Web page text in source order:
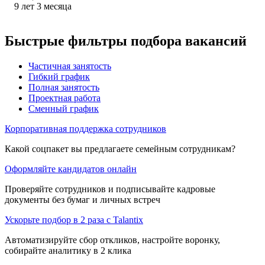
9 лет 3 месяца
Быстрые фильтры подбора вакансий
Частичная занятость
Гибкий график
Полная занятость
Проектная работа
Сменный график
Корпоративная поддержка сотрудников
Какой соцпакет вы предлагаете семейным сотрудникам?
Оформляйте кандидатов онлайн
Проверяйте сотрудников и подписывайте кадровые
документы без бумаг и личных встреч
Ускорьте подбор в 2 раза с Talantix
Автоматизируйте сбор откликов, настройте воронку,
собирайте аналитику в 2 клика